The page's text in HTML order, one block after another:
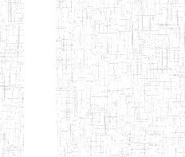
ALBERT
TEACHERS'
TRAINING
INSTITUTE
CAMEROUN
(A.T.T.I.C)